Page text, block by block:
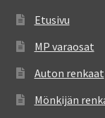
Etusivu
MP varaosat
Auton renkaat
Mönkijän